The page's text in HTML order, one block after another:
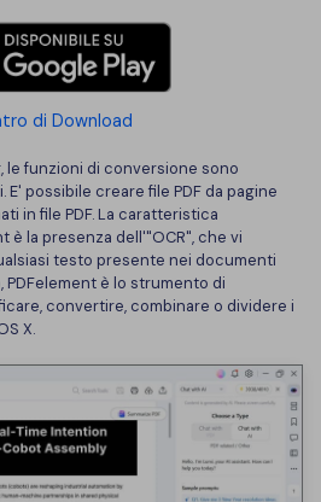
di Download
le funzioni di conversione sono
possibile creare file PDF da pagine
in file PDF. La caratteristica
è la presenza dell'"OCR", che vi
testo presente nei documenti
è lo strumento di
convertire, combinare o dividere i
X.